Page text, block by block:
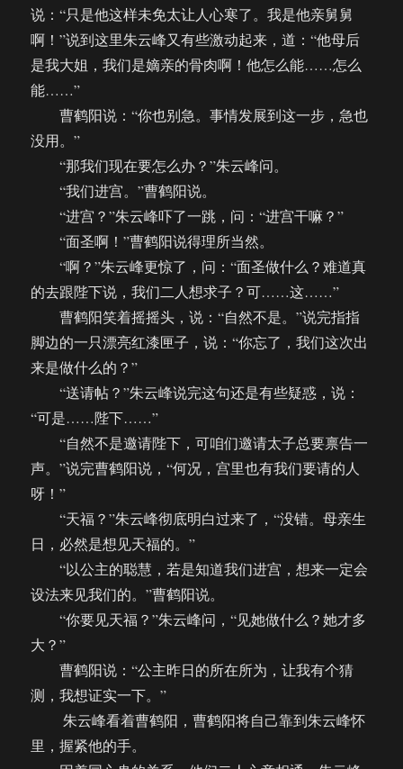
说：“只是他这样未免太让人心寒了。我是他亲舅舅
啊！”说到这里朱云峰又有些激动起来，道：“他母后
是我大姐，我们是嫡亲的骨肉啊！他怎么能……怎么
能……”
曹鹤阳说：“你也别急。事情发展到这一步，急也
没用。”
“那我们现在要怎么办？”朱云峰问。
“我们进宫。”曹鹤阳说。
“进宫？”朱云峰吓了一跳，问：“进宫干嘛？”
“面圣啊！”曹鹤阳说得理所当然。
“啊？”朱云峰更惊了，问：“面圣做什么？难道真
的去跟陛下说，我们二人想求子？可……这……”
曹鹤阳笑着摇摇头，说：“自然不是。”说完指指
脚边的一只漂亮红漆匣子，说：“你忘了，我们这次出
来是做什么的？”
“送请帖？”朱云峰说完这句还是有些疑惑，说：
“可是……陛下……”
“自然不是邀请陛下，可咱们邀请太子总要禀告一
声。”说完曹鹤阳说，“何况，宫里也有我们要请的人
呀！”
“天福？”朱云峰彻底明白过来了，“没错。母亲生
日，必然是想见天福的。”
“以公主的聪慧，若是知道我们进宫，想来一定会
设法来见我们的。”曹鹤阳说。
“你要见天福？”朱云峰问，“见她做什么？她才多
大？”
曹鹤阳说：“公主昨日的所在所为，让我有个猜
测，我想证实一下。”
朱云峰看着曹鹤阳，曹鹤阳将自己靠到朱云峰怀
里，握紧他的手。